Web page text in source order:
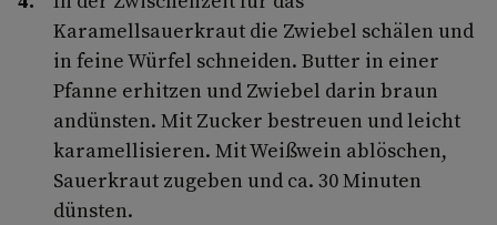
Karamellsauerkraut die Zwiebel schälen und
in feine Würfel schneiden. Butter in einer
Pfanne erhitzen und Zwiebel darin braun
andünsten. Mit Zucker bestreuen und leicht
karamellisieren. Mit Weißwein ablöschen,
Sauerkraut zugeben und ca. 30 Minuten
dünsten.